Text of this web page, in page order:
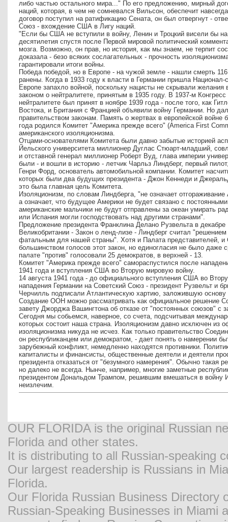
либо частью остального мира..." По его предложению, мирный
наций, которая, в чем не сомневался Вильсон, обеспечит
договор поступил на ратификацию Сената, он был отвергнут -
Союз - вхождение США в Лигу наций.
"Если бы США не вступили в войну, Ленин и Троцкий висели бы
десятилетия спустя после Первой мировой политический
мозга. Возможно, он прав, но история, как мы знаем, не терпит
доказала - безо всяких сослагательных - прочность
гарантировали итоги войны.
Победа победой, но в Европе - на чужой земле - нашли смерть
ранены. Когда в 1933 году к власти в Германии пришла Национал-
Европе запахло войной, поскольку нацисты не скрывали желания
законом о нейтралитете, принятым в 1935 году. В 1937-м
нейтралитете был принят в ноябре 1939 года - после того, как
Востока, и Британия с Францией объявили войну Германии. Но
правительством законам. Память о жертвах в европейской
года родился Комитет "Америка прежде всего" (America First
американского изоляционизма.
Отцами-основателями Комитета были давно забытые историей
Йельского университета миллионер Дуглас Стюарт-младший,
и отставной генерал миллионер Роберт Вуд, глава империи
были - и вошли в историю - летчик Чарльз Линдберг, первый
Генри Форд, основатель автомобильной компании. Комитет
которых были два будущих президента - Джон Кеннеди и
это была главная цель Комитета.
Изоляционизм, по словам Линдберга, "не означает
а означает, что будущее Америки не будет связано с
американские мальчики не будут отправлены за океан умирать
или Испания могли господствовать над другими странами".
Предложение президента Франклина Делано Рузвельта в
Великобритании - Закон о ленд-лизе - Линдберг считал
фатальным для нашей страны". Хотя и Палата представителей,
большинством голосов этот закон, но единогласия не было даже
палате "против" голосовали 25 демократов, в верхней - 13.
Комитет "Америка прежде всего" самораспустился после
1941 года и вступления США во Вторую мировую войну.
14 августа 1941 года - до официального вступления США во
нападения Германии на Советский Союз - президент Рузвельт и
Черчилль подписали Атлантическую хартию, заложившую основу
Создание ООН можно рассматривать как официальное решение
завету Джорджа Вашингтона об отказе от "постоянных союзов" с
Сегодня мы собьемся, наверное, со счета, подсчитывая
которых состоит наша страна. Изоляционизм давно исключен из
изоляционизма никуда не исчез. Как только правительство
он республиканцем или демократом, - дает понять о намерении
зарубежный конфликт, немедленно находятся противники.
капиталисты и финансисты, общественные деятели и деятели
президента отказаться от "безумного намерения". Обычно такая
но далеко не всегда. Нынче, например, многие заметные
президентом Дональдом Трампом, решившим вмешаться в войну
неизлечим.
OUR FLORIDA is the original Russian
Florida and other states.
It is distributing to all Russian-speaking
Our largest readership is Russians in
Florida.
Our Florida Russian Business Directory
Russian-Speaking Businesses in Miami